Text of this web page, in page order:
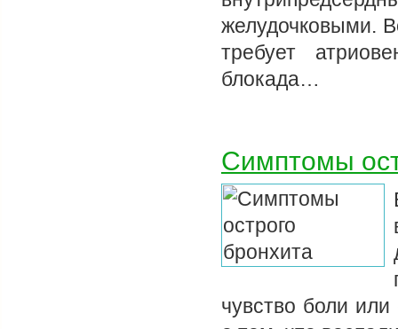
желудочковыми.
требует
блокада…
Симптомы
чувство боли или